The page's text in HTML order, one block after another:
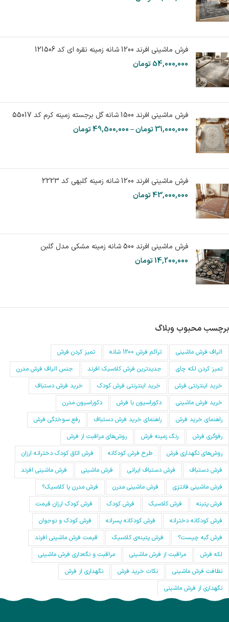
فرش ماشینی افرند 1200 شانه زمینه نقره ای کد 121506
54,000,000تومان
فرش ماشینی افرند 1500 شانه گل برجسته زمینه کرم کد 55017
31,000,000تومان–
49,500,000تومان
فرش ماشینی افرند 1200 شانه زمینه گلبهی کد 2223
43,000,000تومان
فرش ماشینی افرند 500 شانه زمینه مشکی مدل گلبن
14,200,000تومان
برچسب محبوب وبلاگ
الیاف فرش ماشینی تراکم فرش 1200 شانه
تمیز کردن فرش
تمیز کردن لکه چای
جدیدترین فرش کلاسیک افرند
جنس الیاف فرش مدرن
خرید اینترنتی فرش
خرید اینترنتی فرش کودک
خرید فرش دستباف
خرید فرش ماشینی
دکوراسیون با فرش
دکوراسیون مدرن
راهنمای خرید فرش
راهنمای خرید فرش دستباف
رفع سوختگی فرش
رفوگری فرش
رنگ زمینه فرش
روش‌های مراقبت از فرش
روش‌های نگهداری فرش
طرح فرش کودکانه
فرش اتاق کودک دخترانه ارزان
فرش دستباف
فرش دستباف ایرانی فرش ماشینی
فرش ماشینی افرند
فرش ماشینی فانتزی
فرش ماشینی مدرن
فرش مدرن یا کلاسیک؟
فرش پتینه
فرش کلاسیک فرش کودک
فرش کودک ارزان قیمت
فرش کودکانه دخترانه
فرش کودکانه پسرانه
فرش کودک و نوجوان
فرش گبه چیست؟
فرش‌ پتینه‌ی کلاسیک
قیمت فرش ماشینی افرند
لکه فرش
مراقبت از فرش ماشینی
مراقبت و نگه‌داری فرش ماشینی
نظافت فرش ماشینی
نکات خرید فرش
نگهداری از فرش
نگهداری از فرش ماشینی